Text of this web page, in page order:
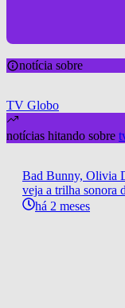
notícia sobre
TV Globo
notícias hitando sobre
Bad Bunny, Olivia
veja a trilha sonora
há 2 meses